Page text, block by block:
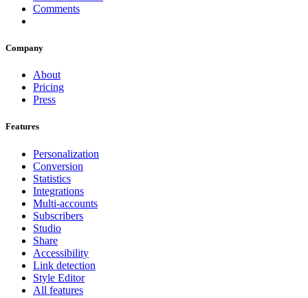
Comments
Company
About
Pricing
Press
Features
Personalization
Conversion
Statistics
Integrations
Multi-accounts
Subscribers
Studio
Share
Accessibility
Link detection
Style Editor
All features